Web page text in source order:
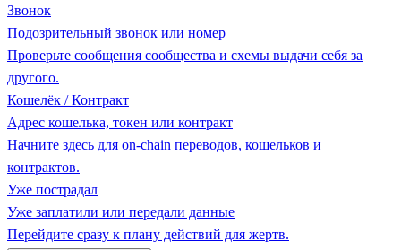
Звонок
Подозрительный звонок или номер
Проверьте сообщения сообщества и схемы выдачи себя за
другого.
Кошелёк / Контракт
Адрес кошелька, токен или контракт
Начните здесь для on-chain переводов, кошельков и
контрактов.
Уже пострадал
Уже заплатили или передали данные
Перейдите сразу к плану действий для жертв.